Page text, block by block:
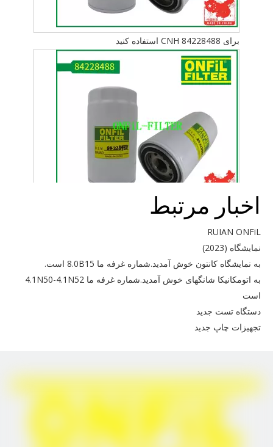
برای CNH 84228488 استفاده کنید
برای CNH 84228488 استفاده کنید
اخبار مرتبط
RUIAN ONFiL
نمایشگاه (2023)
به نمایشگاه کانتون خوش آمدید.شماره غرفه ما 8.0B15 است.
به اتومکانیکا شانگهای خوش آمدید.شماره غرفه ما 4.1N50-4.1N52
است
دستگاه تست جدید
تجهیزات چاپ جدید